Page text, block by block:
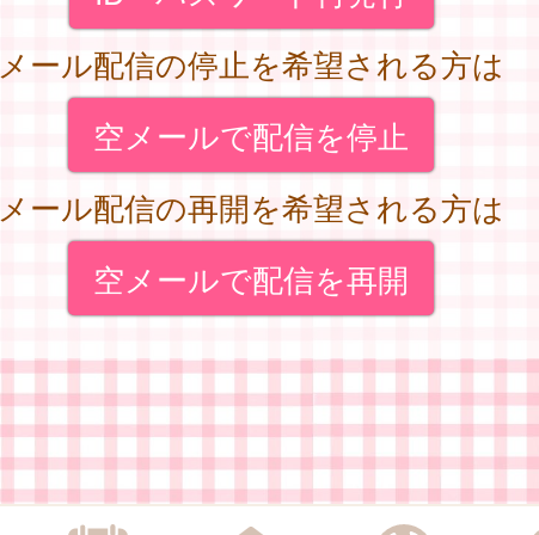
メール配信の停止を希望される方は
空メールで配信を停止
メール配信の再開を希望される方は
空メールで配信を再開